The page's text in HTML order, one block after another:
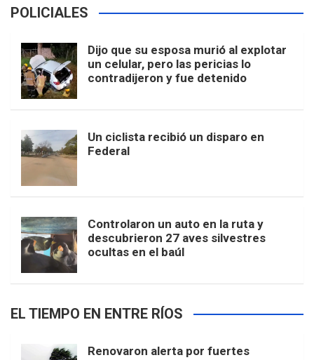
POLICIALES
Dijo que su esposa murió al explotar
un celular, pero las pericias lo
contradijeron y fue detenido
Un ciclista recibió un disparo en
Federal
Controlaron un auto en la ruta y
descubrieron 27 aves silvestres
ocultas en el baúl
EL TIEMPO EN ENTRE RÍOS
Renovaron alerta por fuertes